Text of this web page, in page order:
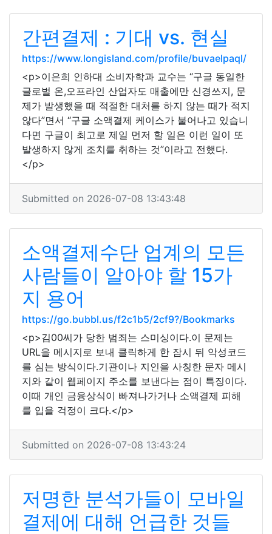
간편결제 : 기대 vs. 현실
https://www.longisland.com/profile/buvaelpaql/
<p>이은희 인하대 소비자학과 교수는 “구글 동일한
글로벌 온,오프라인 산업자도 매출에만 신경쓰지, 문
제가 발생했을 때 적절한 대처를 하지 않는 때가 적지
않다”면서 “구글 소액결제 케이스가 불어나고 있습니
다면 구글이 최고로 제일 먼저 할 일은 이런 일이 또
발생하지 않게 조치를 취하는 것”이라고 전했다.
</p>
Submitted on 2026-07-08 13:43:48
소액결제수단 업계의 모든
사람들이 알아야 할 15가
지 용어
https://go.bubbl.us/f2c1b5/2cf9?/Bookmarks
<p>김00씨가 당한 범죄는 스미싱이다.이 문제는
URL을 메시지로 보내 클릭하게 한 잠시 뒤 악성코드
를 심는 방식이다.기관이나 지인을 사칭한 문자 메시
지와 같이 웹페이지 주소를 보낸다는 점이 특징이다.
이때 개인 금융상식이 빠져나가거나 소액결제 피해
를 입을 걱정이 크다.</p>
Submitted on 2026-07-08 13:43:24
저명한 분석가들이 모바일
결제에 대해 언급한 것들